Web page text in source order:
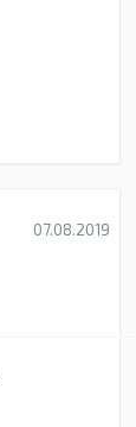
07.08.2019